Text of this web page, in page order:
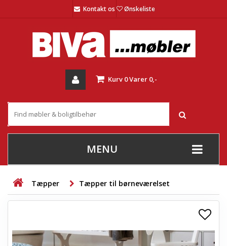
Kontakt os Ønskeliste
Kurv 0Varer 0,-
MENU
+
STUE
+
+
SOVEVÆRELSE
Tæpper Tæpper til børneværelset